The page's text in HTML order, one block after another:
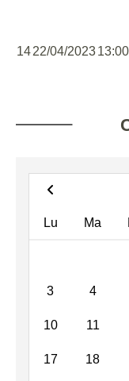
1422/04/202313:00
Lu Ma
3 4
10 11
17 18